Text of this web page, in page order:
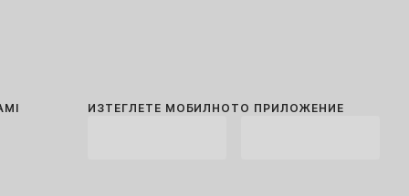
ИЗТЕГЛЕТЕ МОБИЛНОТО ПРИЛОЖЕНИЕ